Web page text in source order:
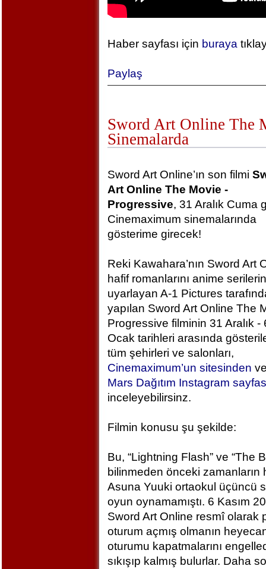
Haber sayfası için buraya
Paylaş
Sword Art Online The
Sinemalarda
Sword Art Online’ın son filmi
Art Online The Movie -
Progressive, 31 Aralık Cuma
Cinemaximum sinemalarında
gösterime girecek!
Reki Kawahara’nın Sword Art
hafif romanlarını anime
uyarlayan A-1 Pictures
yapılan Sword Art Online The
Progressive filminin 31 Aralık -
Ocak tarihleri arasında
tüm şehirleri ve salonları,
Cinemaximum’un sitesinden
Mars Dağıtım Instagram
inceleyebilirsinz.
Filmin konusu şu şekilde:
Bu, “Lightning Flash” ve “The
bilinmeden önceki zamanların
Asuna Yuuki ortaokul üçüncü
oyun oynamamıştı. 6 Kasım
Sword Art Online resmî olarak
oturum açmış olmanın
oturumu kapatmalarını
sıkışıp kalmış bulurlar. Daha